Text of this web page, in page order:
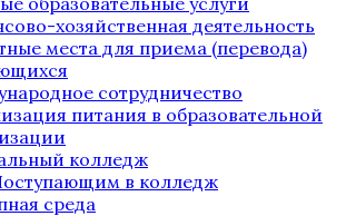
хозяйственная деятельность
места для приема (перевода)
сотрудничество
питания в образовательной
колледж
в колледж
среда